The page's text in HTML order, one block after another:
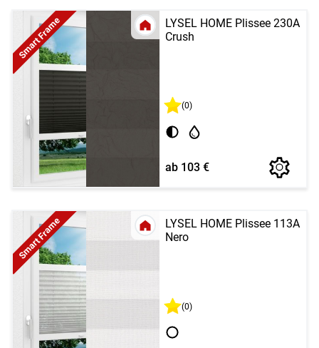
LYSEL HOME Plissee 230A
Crush
Smart Frame
(0)
ab 103 €
LYSEL HOME Plissee 113A
Nero
Smart Frame
(0)